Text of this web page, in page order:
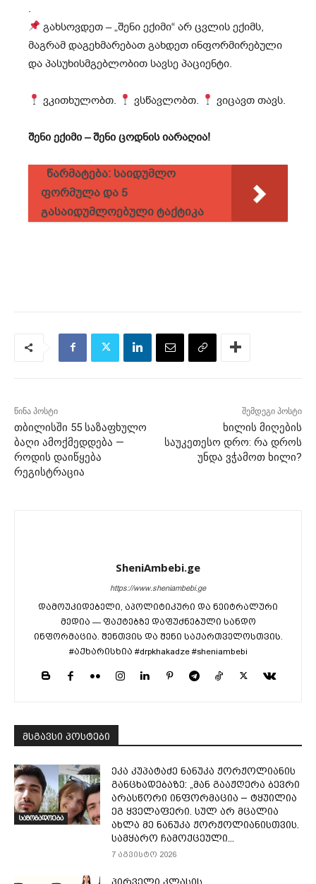
.
გახსოვდეთ – „შენი ექიმი“ არ ცვლის ექიმს,
მაგრამ დაგეხმარებათ გახდეთ ინფორმირებული
და პასუხისმგებლობით სავსე პაციენტი.
ვკითხულობთ. ვსწავლობთ. ვიცავთ თავს.
შენი ექიმი – შენი ცოდნის იარაღია!
წარმატება: საიდუმლო
ფორმულა და 5
გასაიდუმლოებული ტაქტიკა
წინა პოსტი
თბილისში 55 საზაფხულო
ბაღი ამოქმედდება —
როდის დაიწყება
რეგისტრაცია
შემდეგი პოსტი
ხილის მიღების
საუკეთესო დრო: რა დროს
უნდა ვჭამოთ ხილი?
SheniAmbebi.ge
https://www.sheniambebi.ge
დამოუკიდებელი, აპოლიტიკური და ნეიტრალური
მედია — ფაქტებზე დაფუძნებული სანდო
ინფორმაცია. შენთვის და შენი საქართველოსთვის.
#აქხარისხია #drpkhakadze #sheniambebi
მსგავსი პოსტები
საზოგადოება
ეკა კუპატაძე ნანუკა ჟორჟოლიანის
განცხადებაზე: „მან გააჟღერა ბევრი
არასწორი ინფორმაცია – ტყუილია
ეგ ყველაფერი. სულ არ მცალია
ახლა მე ნანუკა ჟორჟოლიანისთვის.
სამყარო ჩამოქცეული...
7 აგვისტო 2026
პირველი კლასის